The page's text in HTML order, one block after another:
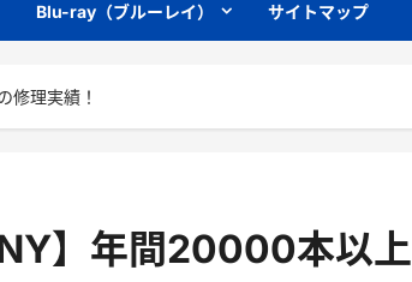
Blu-ray（ブルーレイ） サイトマップ
修理実績！
】年間20000本以上